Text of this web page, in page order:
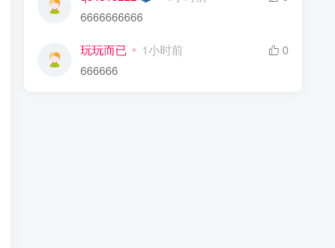
6666666666
玩玩而已 1小时前
0
666666